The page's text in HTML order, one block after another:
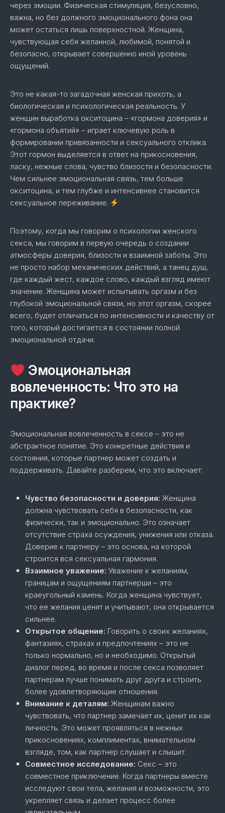
через эмоции. Физическая стимуляция, безусловно,
важна, но без должного эмоционального фона она
может остаться лишь поверхностной. Женщина,
чувствующая себя желанной, любимой, понятой и
безопасно, открывает совершенно иной уровень
ощущений.
Это не какая-то загадочная женская прихоть, а
биологическая и психологическая реальность. У
женщин выработка окситоцина – «гормона доверия» и
«гормона объятий» – играет ключевую роль в
формировании привязанности и сексуального отклика.
Этот гормон выделяется в ответ на прикосновения,
ласку, нежные слова, чувство близости и безопасности.
Чем сильнее эмоциональная связь, тем больше
окситоцина, и тем глубже и интенсивнее становится
сексуальное переживание.
Поэтому, когда мы говорим о психологии женского
секса, мы говорим в первую очередь о создании
атмосферы доверия, близости и взаимной заботы. Это
не просто набор механических действий, а танец душ,
где каждый жест, каждое слово, каждый взгляд имеют
значение. Женщина может испытывать оргазм и без
глубокой эмоциональной связи, но этот оргазм, скорее
всего, будет отличаться по интенсивности и качеству от
того, который достигается в состоянии полной
эмоциональной отдачи.
Эмоциональная
вовлеченность: Что это на
практике?
Эмоциональная вовлеченность в сексе – это не
абстрактное понятие. Это конкретные действия и
состояния, которые партнер может создать и
поддерживать. Давайте разберем, что это включает:
Чувство безопасности и доверия: Женщина
должна чувствовать себя в безопасности, как
физически, так и эмоционально. Это означает
отсутствие страха осуждения, унижения или отказа.
Доверие к партнеру – это основа, на которой
строится вся сексуальная гармония.
Взаимное уважение: Уважение к желаниям,
границам и ощущениям партнерши – это
краеугольный камень. Когда женщина чувствует,
что ее желания ценят и учитывают, она открывается
сильнее.
Открытое общение: Говорить о своих желаниях,
фантазиях, страхах и предпочтениях – это не
только нормально, но и необходимо. Открытый
диалог перед, во время и после секса позволяет
партнерам лучше понимать друг друга и строить
более удовлетворяющие отношения.
Внимание к деталям: Женщинам важно
чувствовать, что партнер замечает их, ценит их как
личность. Это может проявляться в нежных
прикосновениях, комплиментах, внимательном
взгляде, том, как партнер слушает и слышит.
Совместное исследование: Секс – это
совместное приключение. Когда партнеры вместе
исследуют свои тела, желания и возможности, это
укрепляет связь и делает процесс более